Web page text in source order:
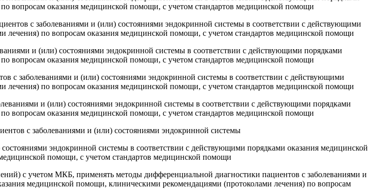
вопросам оказания медицинской помощи, с учетом стандартов медицинской помощи
с заболеваниями и (или) состояниями эндокринной системы в соответствии с действующими
по вопросам оказания медицинской помощи, с учетом стандартов медицинской помощи
и (или) состояниями эндокринной системы в соответствии с действующими порядками
вопросам оказания медицинской помощи, с учетом стандартов медицинской помощи
с заболеваниями и (или) состояниями эндокринной системы в соответствии с действующими
по вопросам оказания медицинской помощи, с учетом стандартов медицинской помощи
и (или) состояниями эндокринной системы в соответствии с действующими порядками
вопросам оказания медицинской помощи, с учетом стандартов медицинской помощи
с заболеваниями и (или) состояниями эндокринной системы
эндокринной системы в соответствии с действующими порядками оказания медицинской
помощи, с учетом стандартов медицинской помощи
с учетом МКБ, применять методы дифференциальной диагностики пациентов с заболеваниями и
медицинской помощи, клиническими рекомендациями (протоколами лечения) по вопросам